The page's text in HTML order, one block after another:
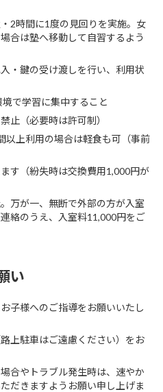
2時間に1度の見回りを実施。女
合は塾へ移動して自習するよう
・鍵の受け渡しを行い、利用状
で学習に集中すること
止（必要時は許可制）
以上利用の場合は軽食も可（事前
す（紛失時は交換費用1,000円が
万が一、無断で外部の方が入室
絡のうえ、入室料11,000円をご
い
子様へのご指導をお願いいたし
上駐車はご遠慮ください）をお
合やトラブル発生時は、速やか
だきますようお願い申し上げま